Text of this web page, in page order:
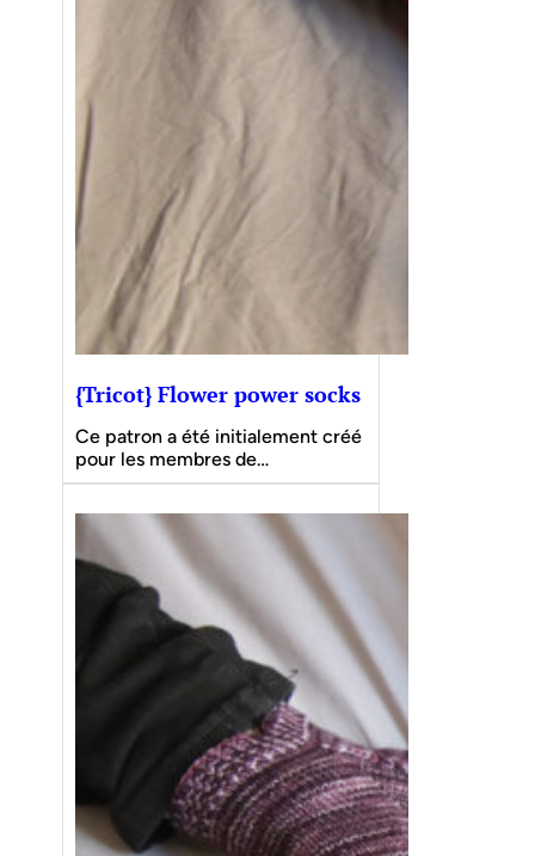
{Tricot} Flower power socks
Ce patron a été initialement créé
pour les membres de…